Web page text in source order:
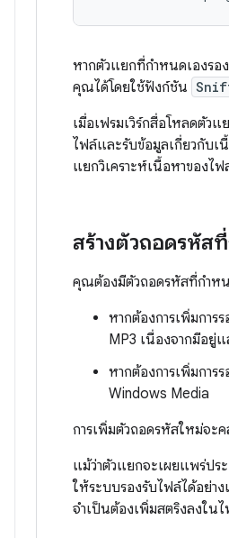
หากตัวแยกที่กำหนดเองรอ
คุณได้โดยใช้ฟังก์ชัน
เมื่อเฟรมเวิร์กสื่อโหลดตัว
ไฟล์และรับข้อมูลเกี่ยวกับเ
แยกวิเคราะห์เนื้อหาของไฟ
สร้างตัวถอดรหัส
คุณต้องมีตัวถอดรหัสที่กำห
หากต้องการเพิ่มกา
MP3 เนื่องจากมีอยู่แ
หากต้องการเพิ่มกา
Windows Media
การเพิ่มตัวถอดรหัสใหม่จะ
แม้ว่าตัวแยกจะเผยแพร่ป
ให้ระบบรองรับไฟล์ได้อย่า
จำเป็นต้องเพิ่มสตริงลงใน